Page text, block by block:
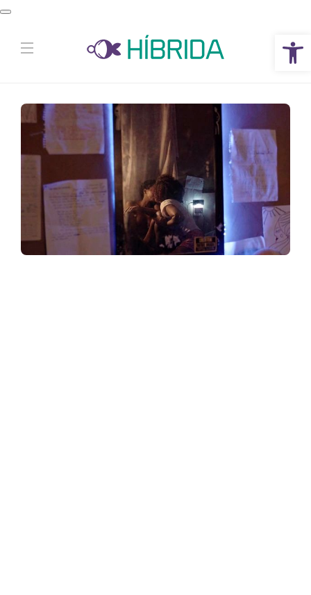
Abrir a barra de ferramentas